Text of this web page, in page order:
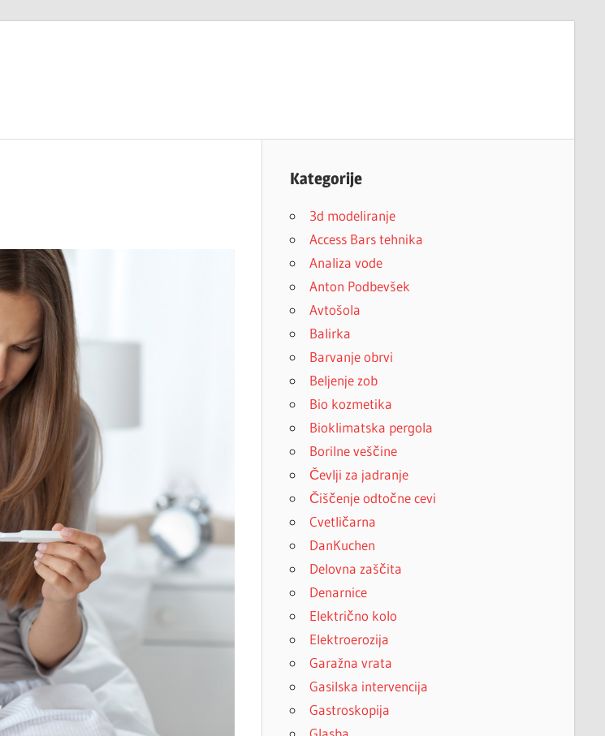
Kategorije
3d modeliranje
Access Bars tehnika
Analiza vode
Anton Podbevšek
Avtošola
Balirka
Barvanje obrvi
Beljenje zob
Bio kozmetika
Bioklimatska pergola
Borilne veščine
Čevlji za jadranje
Čiščenje odtočne cevi
Cvetličarna
DanKuchen
Delovna zaščita
Denarnice
Električno kolo
Elektroerozija
Garažna vrata
Gasilska intervencija
Gastroskopija